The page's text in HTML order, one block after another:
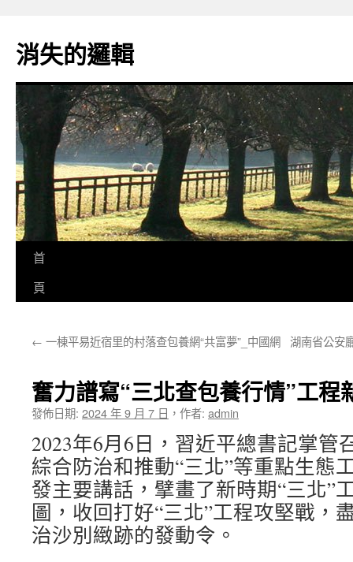
主
要
消失的邏輯
首
頁
← 一棟平易近宿里的村落查包養網“共富夢”_中國網 湖南省公安
奮力譜寫“三北查包養行情”工程
發佈日期: 2024 年 9 月 7 日 ， 作者: admin
2023年6月6日，習近平總書記掌管
綜合防治和推動“三北”等重點生態
發主要講話，擘畫了新時期“三北”
圖，收回打好“三北”工程攻堅戰，
治沙別緻跡的發動令。